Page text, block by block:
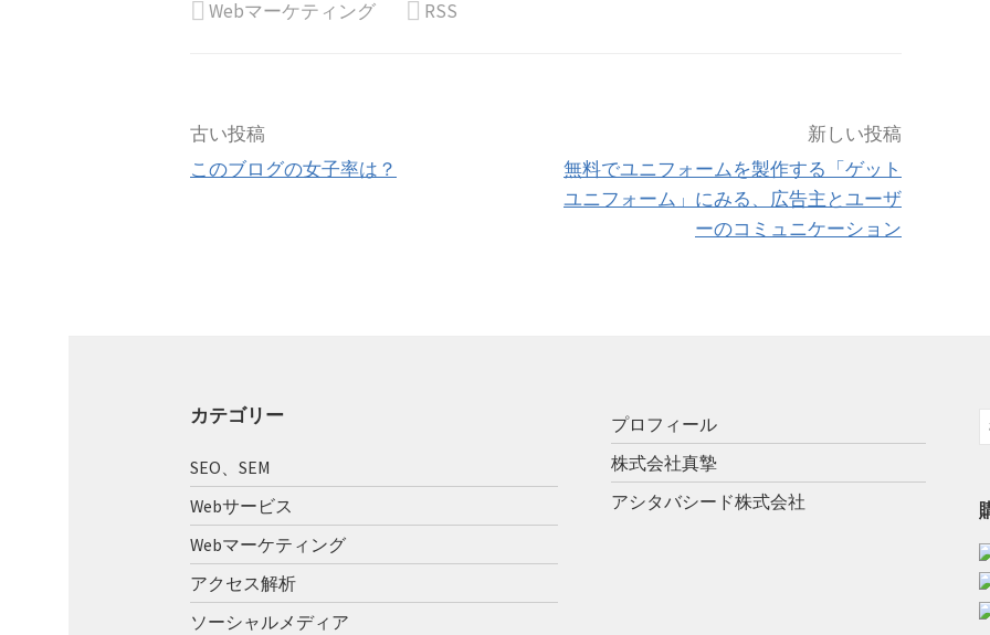
Webマーケティング RSS
投
ー
シ
ョ
ン
古い投稿
このブログの女子率は？
新しい投稿
無料でユニフォームを製作する「ゲット
ユニフォーム」にみる、広告主とユーザ
ーのコミュニケーション
カテゴリー
SEO、SEM
Webサービス
Webマーケティング
アクセス解析
ソーシャルメディア
プロフィール
株式会社真摯
アシタバシード株式会社